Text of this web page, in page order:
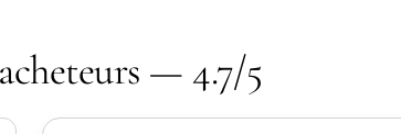
— 4.7/5